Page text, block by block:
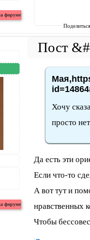
Хочу
просто
Да есть эти
Если что-то
А вот тут и
нравственных
Чтобы